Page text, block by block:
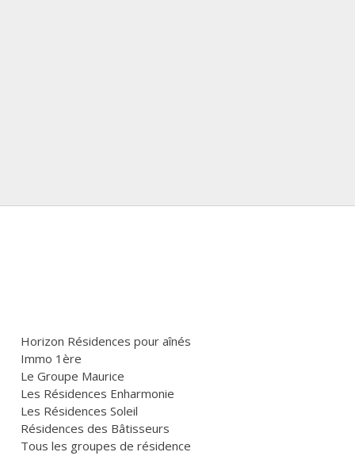
Horizon Résidences pour aînés
Immo 1ère
Le Groupe Maurice
Les Résidences Enharmonie
Les Résidences Soleil
Résidences des Bâtisseurs
Tous les groupes de résidence